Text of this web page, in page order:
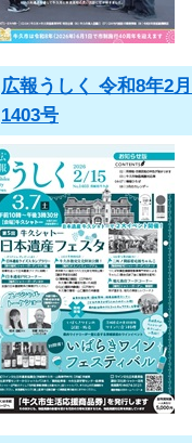
広報うしく 令和8年2
1403号